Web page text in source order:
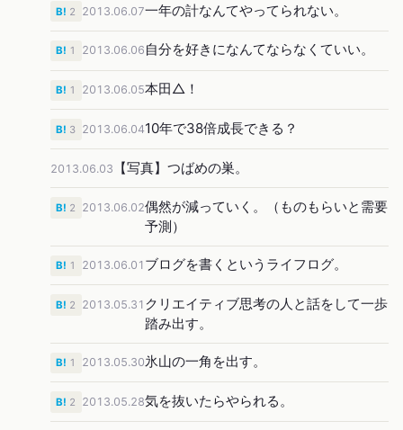
2013.06.07一年の計なんてやってられない。
B! 2
2013.06.06 自分を好きになんてならなくていい。
B! 1
2013.06.05本田△！
B! 1
2013.06.0410年で38倍成長できる？
B! 3
2013.06.03 【写真】つばめの巣。
2013.06.02偶然が減っていく。（ものもらいと需要
予測）
B! 2
2013.06.01 ブログを書くというライフログ。
B! 1
2013.05.31 クリエイティブ思考の人と話をして一歩
踏み出す。
B! 2
2013.05.30氷山の一角を出す。
B! 1
2013.05.28気を抜いたらやられる。
B! 2